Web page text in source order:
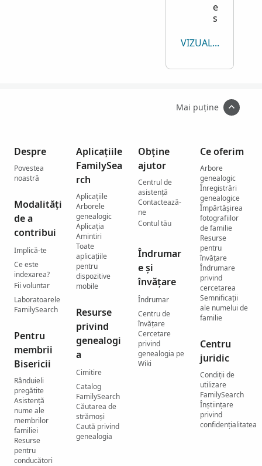
e
s
VIZUALIZEAZĂ TOT
Mai puține
Despre
Povestea
noastră
Modalități
de a
contribui
Implică-te
Ce este
indexarea?
Fii voluntar
Laboratoarele
FamilySearch
Pentru
membrii
Bisericii
Rânduieli
pregătite
Asistență
nume ale
membrilor
familiei
Resurse
pentru
conducători
Aplicațiile
FamilySea
rch
Aplicațiile
Arborele
genealogic
Aplicația
Amintiri
Toate
aplicațiile
pentru
dispozitive
mobile
Resurse
privind
genealogi
a
Cimitire
Catalog
FamilySearch
Căutarea de
strămoși
Caută privind
genealogia
Obține
ajutor
Centrul de
asistenţă
Contactează-
ne
Contul tău
Îndrumar
e și
învățare
Îndrumar
Centru de
învățare
Cercetare
privind
genealogia pe
Wiki
Ce oferim
Arbore
genealogic
Înregistrări
genealogice
Împărtășirea
fotografiilor
de familie
Resurse
pentru
învățare
Îndrumare
privind
cercetarea
Semnificații
ale numelui de
familie
Centru
juridic
Condiții de
utilizare
FamilySearch
Înștiințare
privind
confidențialitatea